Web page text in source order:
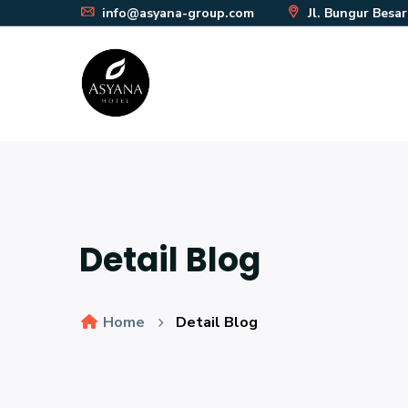
info@asyana-group.com Jl. Bungur
Detail Blog
Home Detail Blog